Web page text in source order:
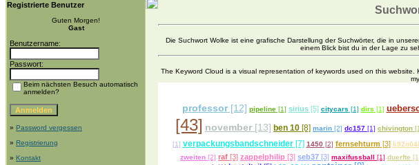
Registrierte Benutzer
Guten Morgen!
Gast
Benutzername:
Passwort:
Beim nächsten Besuch automatisch
anmelden?
» Password vergessen
» Registrierung
» Kontakt
Die Suchwort Wolke ist eine grafische Darstellung der Suchwörter, die in
einem Blick bist du in der Lage zu
The Keyword Cloud is a visual representation of keywords used on this
professor[12] pipeline[1] sirius[5] citycars [1] dirs [1]
[43] november [13] ben 10 [8] marin [2] dc157 [1] chivington
[1] verpackungsbandschneider[7] 1450[2] fernsehturm [3]
zweiten [2] raf [3] zappelphilip [3] seb37 [3] maxifussball [1] duerfte